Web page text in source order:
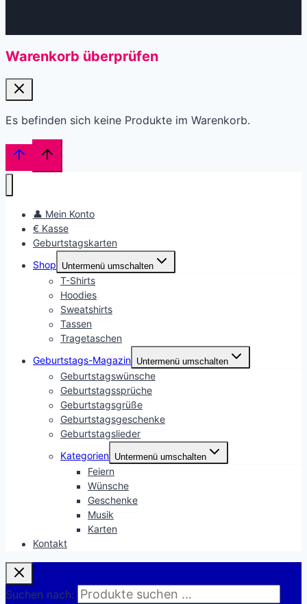
Warenkorb überprüfen
Es befinden sich keine Produkte im Warenkorb.
👤 Mein Konto
€ Kasse
Geburtstagskarten
Shop
Untermenü umschalten
T-Shirts
Hoodies
Sweatshirts
Tassen
Tragetaschen
Geburtstags-Magazin Untermenü umschalten
Geburtstagswünsche
Geburtstagssprüche
Geburtstagsgrüße
Geburtstagsgeschenke
Geburtstagslieder
Kategorien Untermenü umschalten
Feiern
Wünsche
Geschenke
Musik
Karten
Kontakt
Suchen nach: